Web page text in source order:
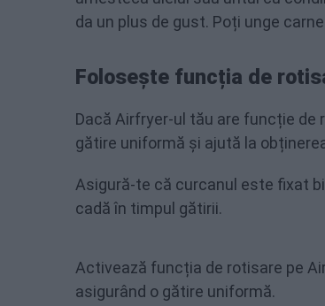
da un plus de gust. Poți unge
Folosește funcția de
Dacă Airfryer-ul tău are funcție
gătire uniformă și ajută la
Asigură-te că curcanul este fixat
cadă în timpul gătirii.
Activează funcția de rotisare pe
asigurând o gătire uniformă.